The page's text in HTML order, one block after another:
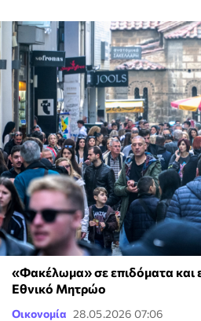
«Φακέλωμα» σε επιδόματα και
Εθνικό Μητρώο
Οικονομία 28.05.2026 07:06